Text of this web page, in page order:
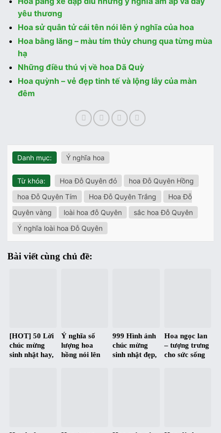
yêu thương
Hoa sử quân tử cái tên nói lên ý nghĩa của hoa
Hoa bằng lăng – màu tím thủy chung qua từng mùa
hạ
Những điều thú vị về hoa Dã Quỳ
Hoa quỳnh – vẻ đẹp tinh tế và lộng lẫy của màn
đêm
Danh mục: Ý nghĩa hoa
Từ khóa: Hoa Đỗ Quyên đỏ
hoa Đỗ Quyên Hồng
hoa Đỗ Quyên Tím
Hoa Đỗ Quyên Trắng
Hoa Đỗ
Quyên vàng
loài hoa đỗ Quyên
sắc hoa Đỗ Quyên
Ý nghĩa loài hoa Đỗ Quyên
Bài viết cùng chủ đề:
[HOT] 50 Lời
chúc mừng
sinh nhật hay,
Ý nghĩa số
lượng hoa
hồng nói lên
999 Hình ảnh
chúc mừng
sinh nhật đẹp,
Hoa ngọc lan
– tượng trưng
cho sức sống